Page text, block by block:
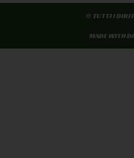
© TUTTI I
MADE WITH